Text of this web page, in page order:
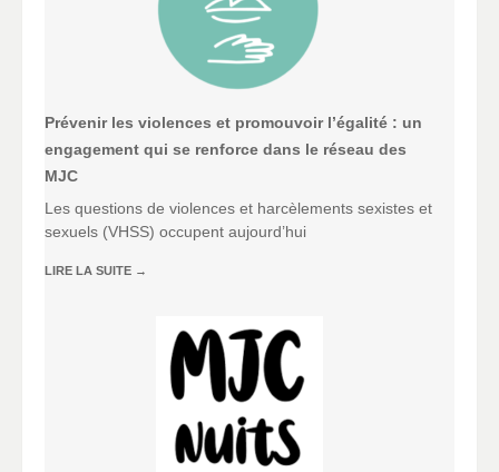
Prévenir les violences et promouvoir l’égalité : un
engagement qui se renforce dans le réseau des
MJC
Les questions de violences et harcèlements sexistes et
sexuels (VHSS) occupent aujourd’hui
LIRE LA SUITE →